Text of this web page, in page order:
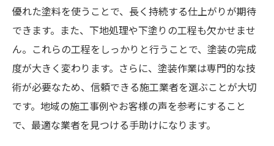
優れた塗料を使うことで、長く持続する仕上がりが期待
できます。また、下地処理や下塗りの工程も欠かせませ
ん。これらの工程をしっかりと行うことで、塗装の完成
度が大きく変わります。さらに、塗装作業は専門的な技
術が必要なため、信頼できる施工業者を選ぶことが大切
です。地域の施工事例やお客様の声を参考にすること
で、最適な業者を見つける手助けになります。